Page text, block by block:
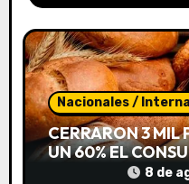
n
t
r
a
d
Nacionales /
CERRARON 3 MIL
UN 60% EL
«CUEVAS DE PAN»
8 de